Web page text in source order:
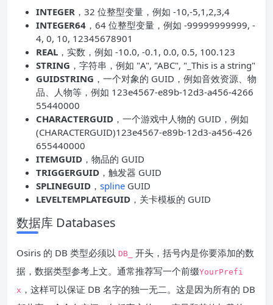
INTEGER ，32 位整型变量，例如 -10,-5,1,2,3,4
INTEGER64 ，64 位整型变量，例如 -99999999999, -
4, 0, 10, 12345678901
REAL ，实数，例如 -10.0, -0.1, 0.0, 0.5, 100.123
STRING ，字符串，例如 "A", "ABC", "_This is a string"
GUIDSTRING ，一个对象的 GUID，例如音效资源、物
品、人物等，例如 123e4567-e89b-12d3-a456-4266
55440000
CHARACTERGUID ，一个游戏中人物的 GUID，例如
(CHARACTERGUID)123e4567-e89b-12d3-a456-426
655440000
ITEMGUID ，物品的 GUID
TRIGGERGUID ，触发器 GUID
SPLINEGUID ， spline GUID
LEVELTEMPLATEGUID ，关卡模板的 GUID
数据库 Databases
Osiris 的 DB 类型必须以 DB_
开头，括号内是你要添加的数
据，数据类型参考上文。通常推荐写一个前缀YourPrefi
x ，这样可以保证 DB 名字的独一无二。这是因为所有的 DB